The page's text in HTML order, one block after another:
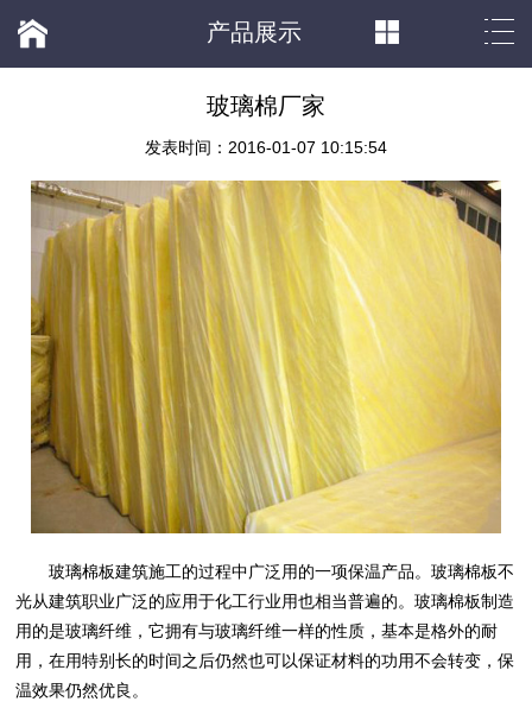
产品展示
玻璃棉厂家
发表时间：2016-01-07 10:15:54
玻璃棉板建筑施工的过程中广泛用的一项保温产品。玻璃棉板不
光从建筑职业广泛的应用于化工行业用也相当普遍的。玻璃棉板制造
用的是玻璃纤维，它拥有与玻璃纤维一样的性质，基本是格外的耐
用，在用特别长的时间之后仍然也可以保证材料的功用不会转变，保
温效果仍然优良。